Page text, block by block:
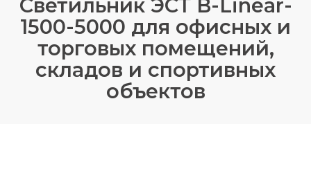
Светильник ЭСТ В-Linear-
1500-5000 для офисных и
торговых помещений,
складов и спортивных
объектов